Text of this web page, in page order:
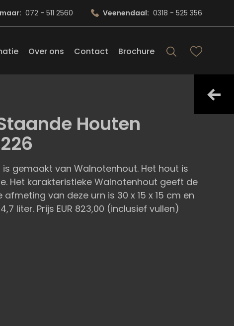
Over ons Contact Brochure
072 - 511 2560 Veenendaal: 0318 - 525 356
Houten
is gemaakt van Walnotenhout. Het hout is
Het karakteristieke Walnotenhout geeft de
van deze urn is 30 x 15 x 15 cm en
liter. Prijs EUR 823,00 (inclusief vullen)